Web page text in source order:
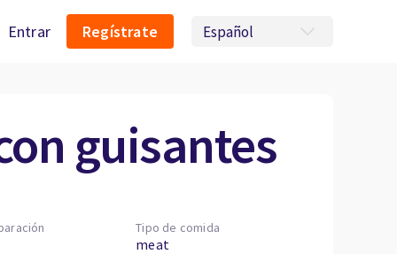
Entrar Regístrate
guisantes
Tipo de comida
meat